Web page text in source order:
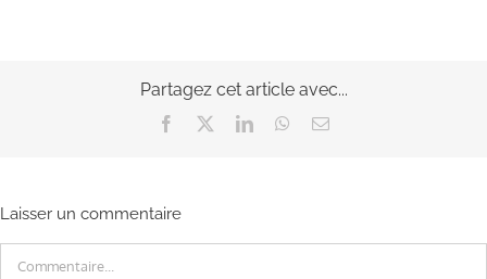
Partagez cet article avec...
Facebook LinkedInWhatsApp
Email
Laisser un commentaire